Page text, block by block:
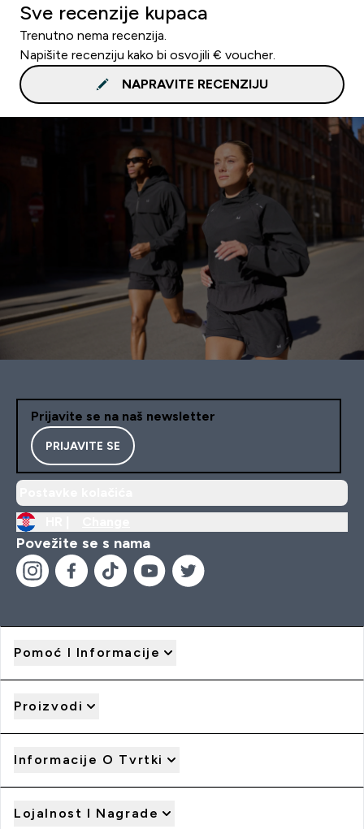
Sve recenzije kupaca
Trenutno nema recenzija.
Napišite recenziju kako bi osvojili € voucher.
NAPRAVITE RECENZIJU
Prijavite se na naš newsletter
PRIJAVITE SE
Povežite se s nama
Pomoć I Informacije
Proizvodi
Informacije O Tvrtki
Lojalnost I Nagrade